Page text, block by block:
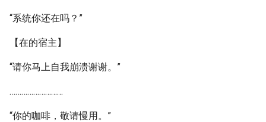
“系统你还在吗？”
【在的宿主】
“请你马上自我崩溃谢谢。”
………………………
“你的咖啡，敬请慢用。”